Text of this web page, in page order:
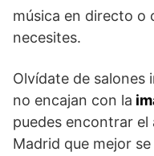
música en directo o
necesites.
Olvídate de salones
no encajan con la
puedes encontrar el
Madrid que mejor